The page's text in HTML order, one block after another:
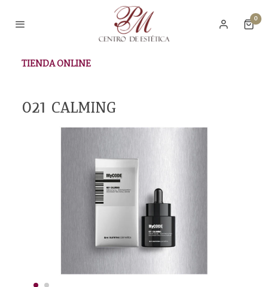
0
TIENDA ONLINE
021 CALMING